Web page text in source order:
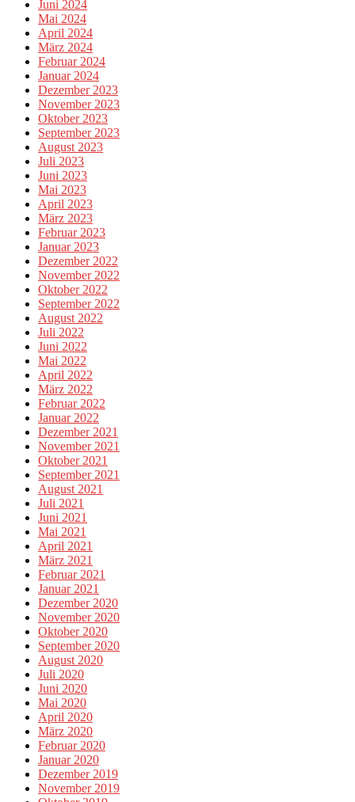
Juni 2024
Mai 2024
April 2024
März 2024
Februar 2024
Januar 2024
Dezember 2023
November 2023
Oktober 2023
September 2023
August 2023
Juli 2023
Juni 2023
Mai 2023
April 2023
März 2023
Februar 2023
Januar 2023
Dezember 2022
November 2022
Oktober 2022
September 2022
August 2022
Juli 2022
Juni 2022
Mai 2022
April 2022
März 2022
Februar 2022
Januar 2022
Dezember 2021
November 2021
Oktober 2021
September 2021
August 2021
Juli 2021
Juni 2021
Mai 2021
April 2021
März 2021
Februar 2021
Januar 2021
Dezember 2020
November 2020
Oktober 2020
September 2020
August 2020
Juli 2020
Juni 2020
Mai 2020
April 2020
März 2020
Februar 2020
Januar 2020
Dezember 2019
November 2019